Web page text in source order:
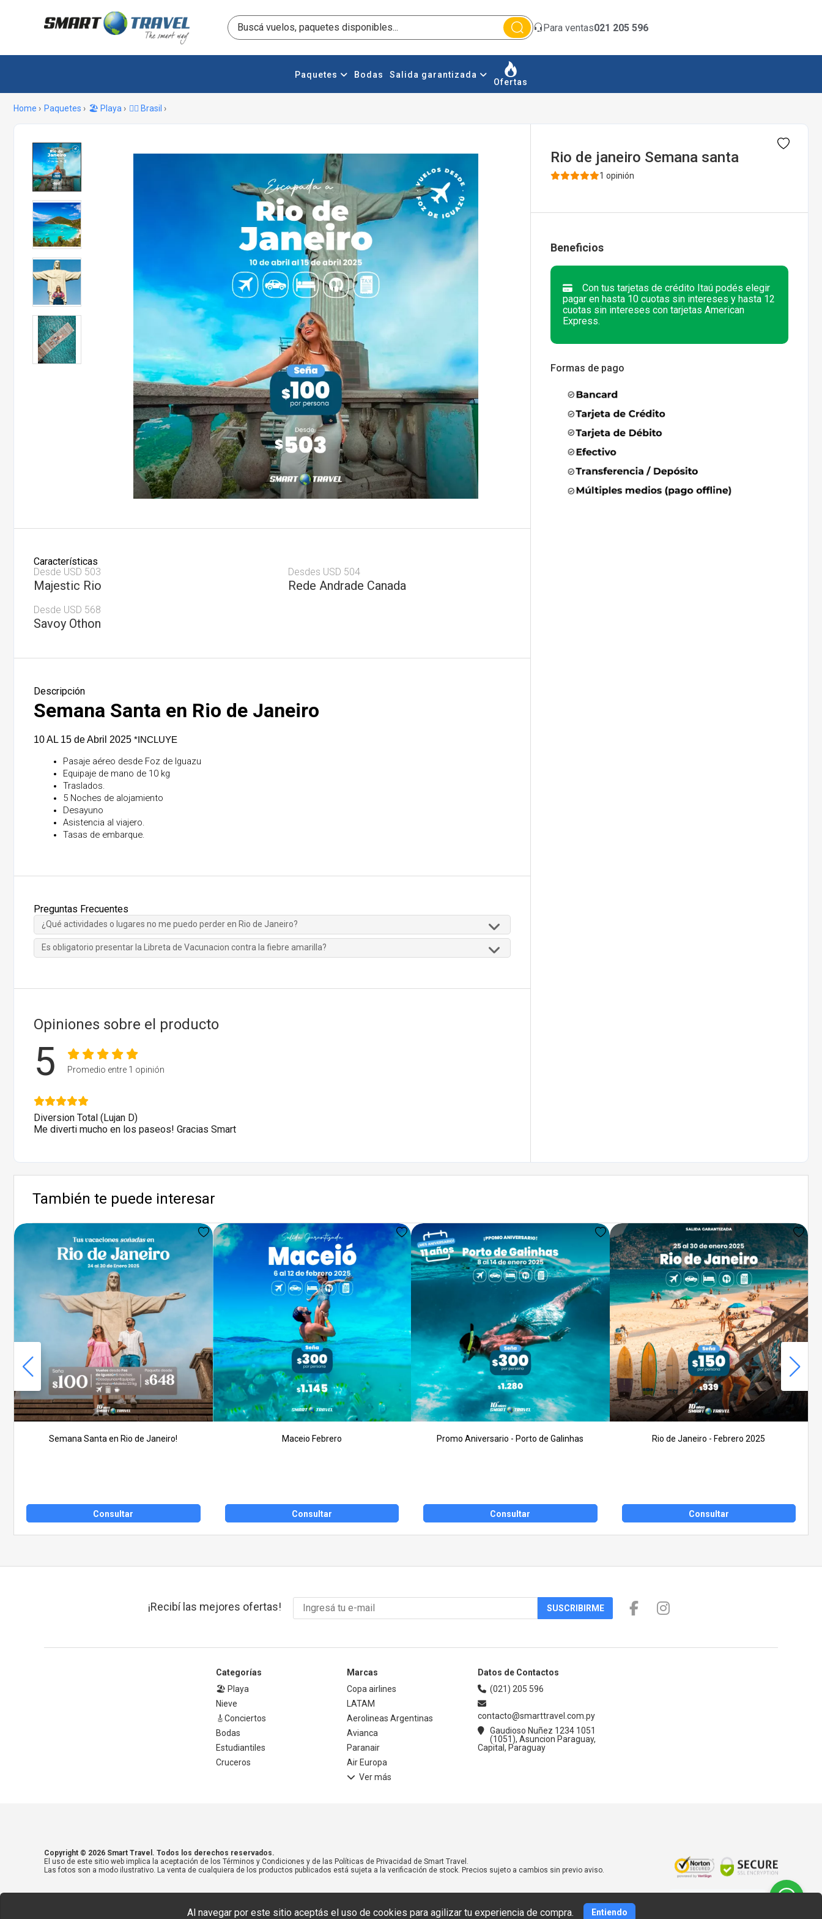
Para ventas021 205 596
Paquetes Bodas Salida garantizada
Ofertas
Al navegar por este sitio aceptás el uso de cookies para agilizar tu experiencia de compra. Entiendo
Home Paquetes 🏖️ Playa 🏄‍♂️ Brasil
Rio de janeiro Semana santa
1 opinión
Beneficios
Con tus tarjetas de crédito Itaú podés elegir
pagar en hasta 10 cuotas sin intereses y hasta 12
cuotas sin intereses con tarjetas American
Express.
Formas de pago
Características
Desde USD 503
Majestic Rio
Desdes USD 504
Rede Andrade Canada
Desde USD 568
Savoy Othon
Descripción
Semana Santa en Rio de Janeiro
10 AL 15 de Abril 2025 *INCLUYE
Pasaje aéreo desde Foz de Iguazu
Equipaje de mano de 10 kg
Traslados.
5 Noches de alojamiento
Desayuno
Asistencia al viajero.
Tasas de embarque.
Preguntas Frecuentes
¿Qué actividades o lugares no me puedo perder en Rio de Janeiro?
Es obligatorio presentar la Libreta de Vacunacion contra la fiebre amarilla?
Opiniones sobre el producto
5 Promedio entre 1 opinión
Diversion Total (Lujan D)
Me diverti mucho en los paseos! Gracias Smart
También te puede interesar
Semana Santa en Rio de Janeiro!
Consultar
Maceio Febrero
Consultar
Promo Aniversario - Porto de Galinhas
Consultar
Rio de Janeiro - Febrero 2025
Consultar
¡Recibí las mejores ofertas! SUSCRIBIRME
Categorías
🏖️ Playa
Nieve
🎸Conciertos
Bodas
Estudiantiles
Cruceros
Marcas
Copa airlines
LATAM
Aerolineas Argentinas
Avianca
Paranair
Air Europa
Ver más
Datos de Contactos
(021) 205 596
contacto@smarttravel.com.py
Gaudioso Nuñez 1234 1051
(1051), Asuncion Paraguay,
Capital, Paraguay
Copyright © 2026 Smart Travel. Todos los derechos reservados.
El uso de este sitio web implica la aceptación de los Términos y Condiciones y de las Políticas de Privacidad de Smart Travel.
Las fotos son a modo ilustrativo. La venta de cualquiera de los productos publicados está sujeta a la verificación de stock. Precios sujeto a cambios sin previo aviso.